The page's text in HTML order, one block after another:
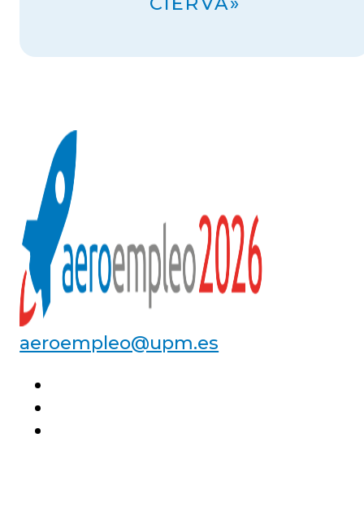
aeroempleo@upm.es